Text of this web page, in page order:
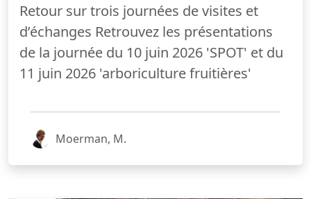
Retour sur trois journées de visites et
d’échanges Retrouvez les présentations
de la journée du 10 juin 2026 'SPOT' et du
11 juin 2026 'arboriculture fruitières'
Moerman, M.